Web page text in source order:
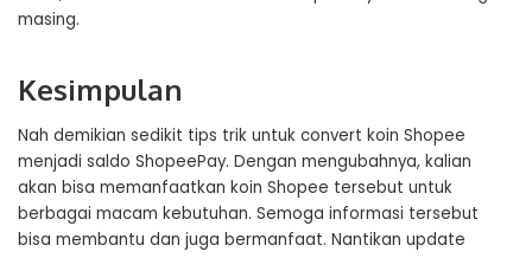
masing.
Kesimpulan
Nah demikian sedikit tips trik untuk convert koin Shopee
menjadi saldo ShopeePay. Dengan mengubahnya, kalian
akan bisa memanfaatkan koin Shopee tersebut untuk
berbagai macam kebutuhan. Semoga informasi tersebut
bisa membantu dan juga bermanfaat. Nantikan update